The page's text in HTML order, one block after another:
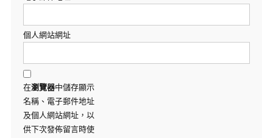
個人網站網址
在瀏覽器中儲存顯示
名稱、電子郵件地址
及個人網站網址，以
供下次發佈留言時使